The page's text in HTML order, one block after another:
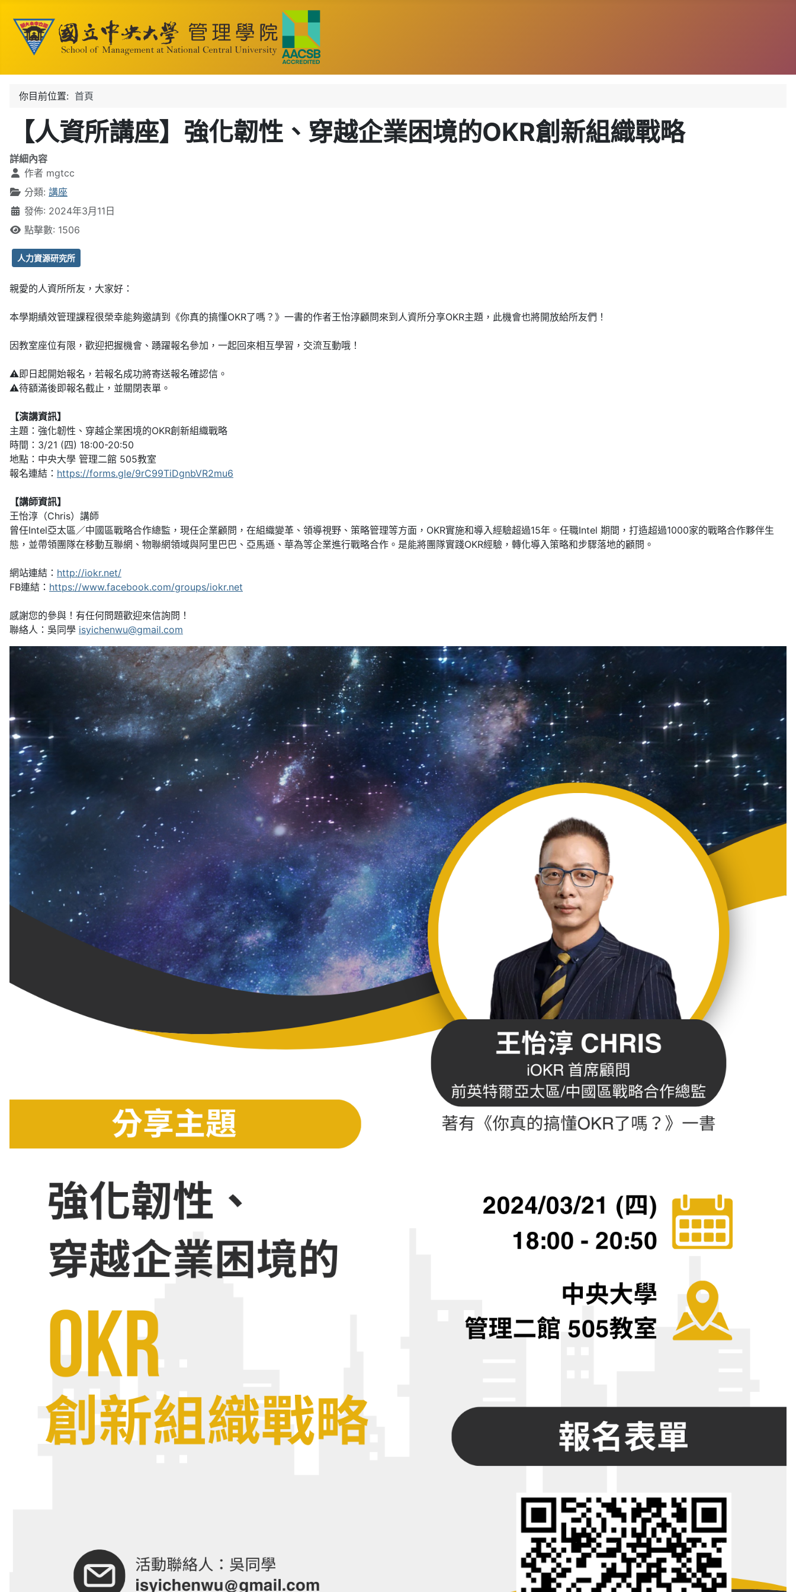
你目前位置: 首頁
【人資所講座】強化韌性、穿越企業困境的OKR創新組織戰略
詳細內容
作者 mgtcc
分類: 講座
發佈: 2024年3月11日
點擊數: 1506
人力資源研究所
親愛的人資所所友，大家好：
本學期績效管理課程很榮幸能夠邀請到《你真的搞懂OKR了嗎？》一書的作者王怡淳顧問來到人資所分享OKR主題，此機會也將開放給所友們！
因教室座位有限，歡迎把握機會、踴躍報名參加，一起回來相互學習，交流互動哦！
⚠️即日起開始報名，若報名成功將寄送報名確認信。
⚠️待額滿後即報名截止，並關閉表單。
【演講資訊】
主題：強化韌性、穿越企業困境的OKR創新組織戰略
時間：3/21 (四) 18:00-20:50
地點：中央大學 管理二館 505教室
報名連結： https://forms.gle/9rC99TiDgnbVR2mu6
【講師資訊】
王怡淳（Chris）講師
曾任Intel亞太區／中國區戰略合作總監，現任企業顧問，在組織變革、領導視野、策略管理等方面，OKR實施和導入經驗超過15年。任職Intel 期間，打造超過1000家的戰略合作夥伴生
態，並帶領團隊在移動互聯網、物聯網領域與阿里巴巴、亞馬遜、華為等企業進行戰略合作。是能將團隊實踐OKR經驗，轉化導入策略和步驟落地的顧問。
網站連結： http://iokr.net/
FB連結： https://www.facebook.com/groups/iokr.net
感謝您的參與！有任何問題歡迎來信詢問！
聯絡人：吳同學 isyichenwu@gmail.com